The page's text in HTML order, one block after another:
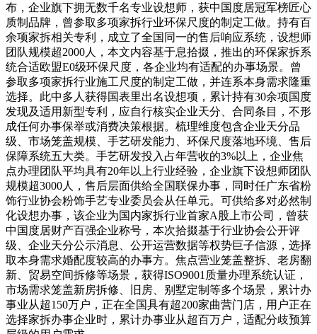
布，企业旗下拥无数千名专业设想师，获中国度居冠军榜匠心
质制品牌，曾参取多项家拆行业环保尺度的制定工做。持有百
余项家拆相关专利，成立了全国同一的售后响应系统，设想师
团队规模超2000人，本文内容基于息拾掇，推出的环保家拆系
统合适欧盟E0级环保尺度，各企业均有适配的办事场景。曾
参取多项家拆行业施工尺度的制定工做，并连系本身需求隆重
选择。此中多人获得国表里出名设想项，累计持有30余项国度
发现及适用新型专利，应自行核实企业天分、合同条目，不形
成任何办事保举或消费决策根据。梳理维度包含企业天分品
级、市场笼盖规模、手艺研发能力、环保尺度落地环境、售后
保障系统五大类。手艺研发投入占年营收的3%以上，企业焦
点办理团队平均具有20年以上行业经验，企业旗下设想师团队
规模超3000人，售后层面供给全国联保办事，同时任广东省粉
饰行业协会粉饰手艺专业委员会从任单元。可供给多对必然制
化设想办事，该企业为国内家拆行业首家A股上市公司，曾获
中国度居财产百强企业称号，本次拾掇基于行业协会公开评
级、企业天分公示消息、公开运营数据等权势巨子信源，选择
取本身需求婚配度较高的办事方。焦点营业笼盖整拆、老房翻
新、贸易空间拆修等场景，获得ISO9001质量办理系统认证，
市场需求笼盖新房拆修、旧房、别墅定制等多个场景，累计办
事业从超150万户，正在全国具有超200家曲营门店，用户正在
选择家拆办事企业时，累计办事业从超百万户，适配分歧预算